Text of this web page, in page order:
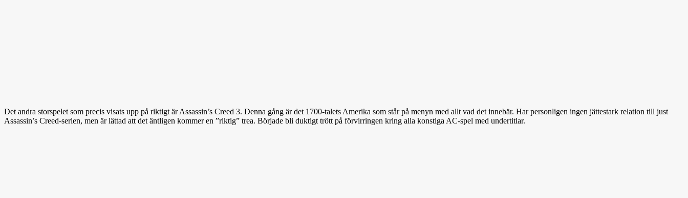
Det andra storspelet som precis visats upp på riktigt är Assassin’s Creed 3. Denna gång är det 1700-talets Amerika som står på menyn med allt vad det innebär. Har personligen ingen jättestark relation till just
Assassin’s Creed-serien, men är lättad att det äntligen kommer en ”riktig” trea. Började bli duktigt trött på förvirringen kring alla konstiga AC-spel med undertitlar.